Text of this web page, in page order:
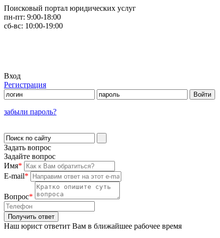
Поисковый портал юридических услуг
пн-пт: 9:00-18:00
сб-вс: 10:00-19:00
Вход
Регистрация
забыли пароль?
Задать вопрос
Задайте вопрос
Имя*
E-mail*
Вопрос*
Наш юрист ответит Вам в ближайшее рабочее время